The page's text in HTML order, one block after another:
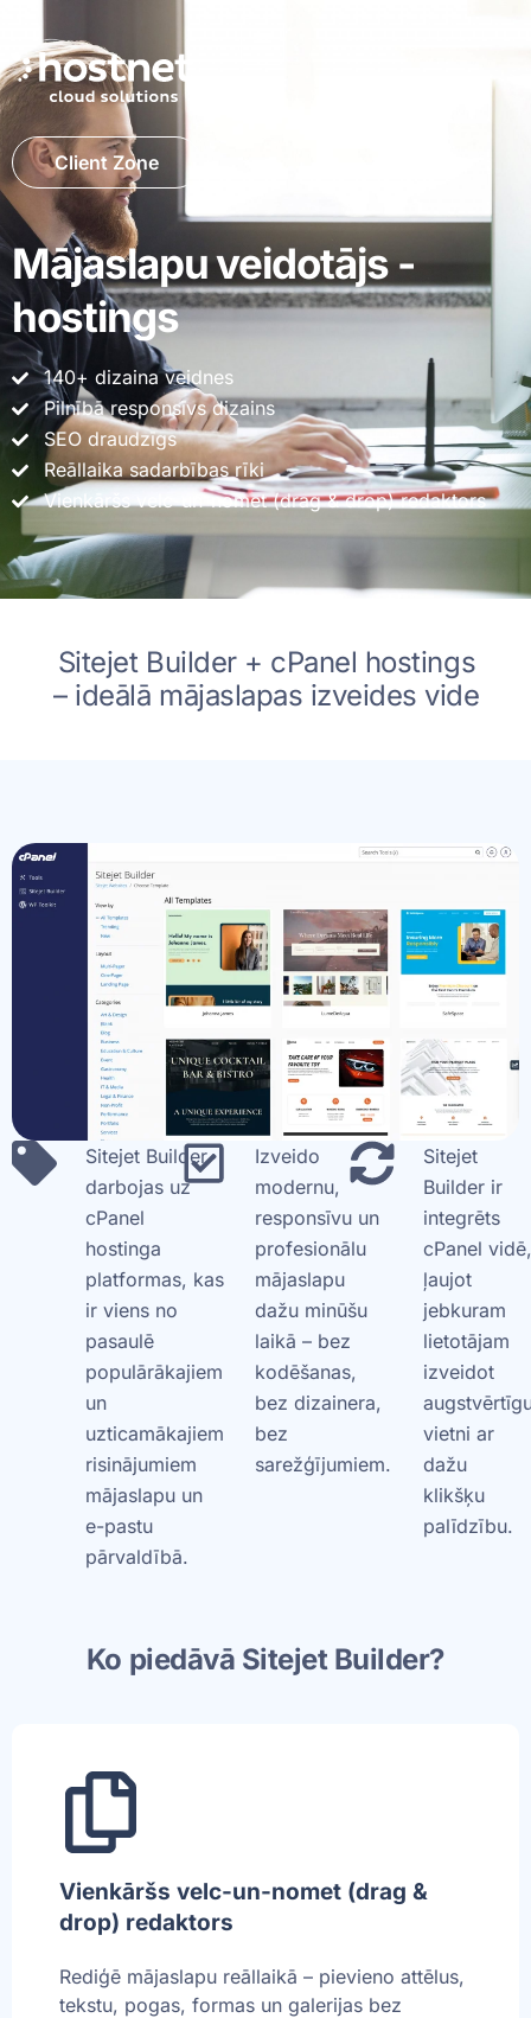
Client Zone
Mājaslapu veidotājs -
hostings
140+ dizaina veidnes
Pilnībā responsīvs dizains
SEO draudzīgs
Reāllaika sadarbības rīki
Vienkāršs velc-un-nomet (drag & drop) redaktors
Sitejet Builder + cPanel hostings
– ideālā mājaslapas izveides vide
Sitejet Builder
darbojas uz
cPanel
hostinga
platformas, kas
ir viens no
pasaulē
populārākajiem
un
uzticamākajiem
risinājumiem
mājaslapu un
e-pastu
pārvaldībā.
Izveido
modernu,
responsīvu un
profesionālu
mājaslapu
dažu minūšu
laikā – bez
kodēšanas,
bez dizainera,
bez
sarežģījumiem.
Sitejet
Builder ir
integrēts
cPanel
ļaujot
jebkuram
lietotājam
izveidot
vietni ar
dažu
klikšķu
palīdzību.
Ko piedāvā Sitejet Builder?
Vienkāršs velc-un-nomet (drag &
drop) redaktors
Rediģē mājaslapu reāllaikā – pievieno attēlus,
tekstu, pogas, formas un galerijas bez